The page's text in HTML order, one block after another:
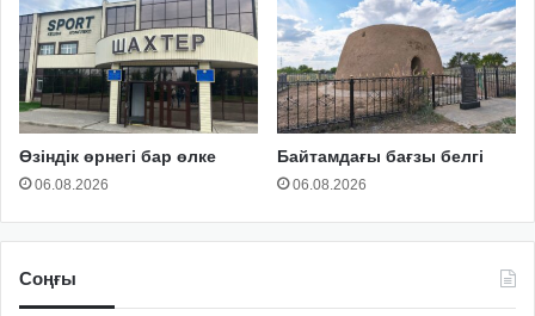
Өзіндік өрнегі бар өлке
06.08.2026
Байтамдағы бағзы белгі
06.08.2026
Соңғы